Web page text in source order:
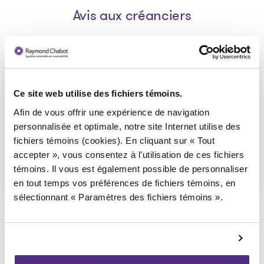
Ce site web utilise des fichiers témoins.
Afin de vous offrir une expérience de navigation
personnalisée et optimale, notre site Internet utilise des
fichiers témoins (cookies). En cliquant sur « Tout
accepter », vous consentez à l’utilisation de ces fichiers
témoins. Il vous est également possible de personnaliser
en tout temps vos préférences de fichiers témoins, en
sélectionnant « Paramètres des fichiers témoins ».
Avis aux créanciers
AVIS de la faillite aux
creanciers_9289-2041 Quebec
inc
2020-10-13
Télécharger
: AVIS de la faillite aux